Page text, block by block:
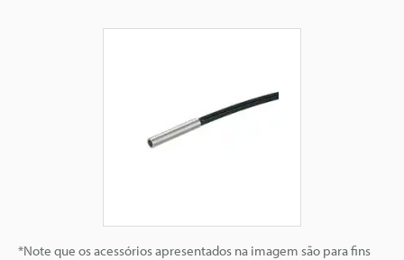
*Note que os acessórios apresentados na imagem são para fins